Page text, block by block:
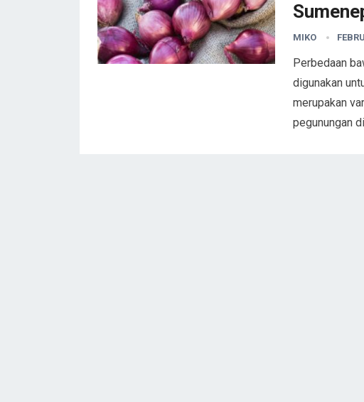
MIKO
Perbedaan
digunakan
merupakan
pegunungan